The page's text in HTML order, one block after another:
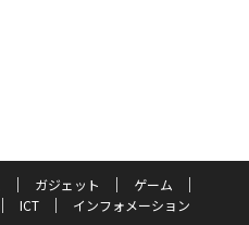
ガジェット
ゲーム
ICT
インフォメーション